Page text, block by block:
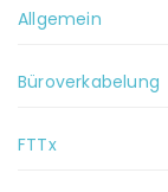
Allgemein
Büroverkabelung
FTTx